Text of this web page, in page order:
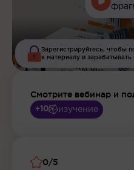
Зарегистрируйтесь, чтобы
к материалу и зарабатывать
Смотрите вебинар и
+10 изучение
0/5